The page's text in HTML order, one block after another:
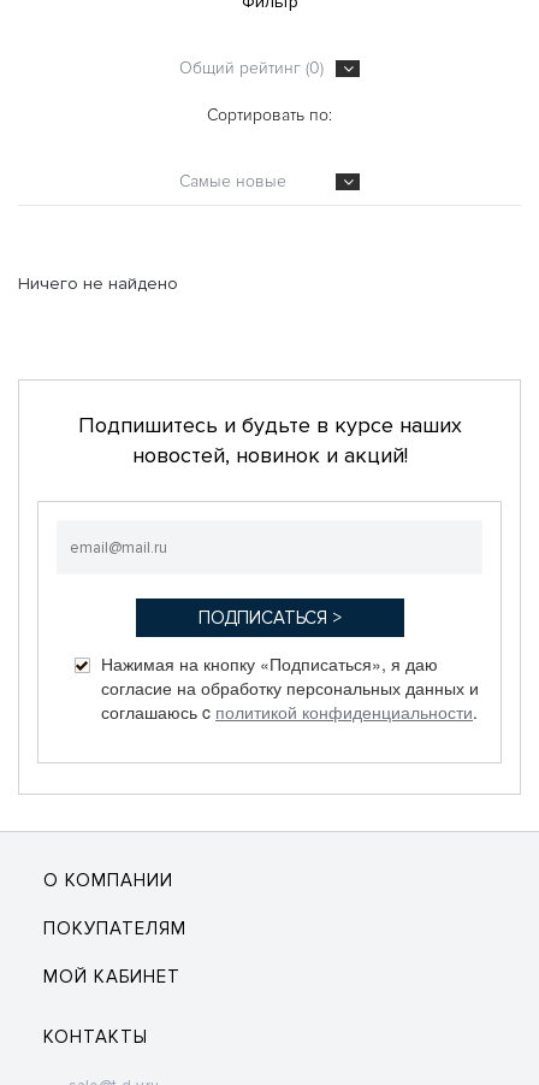
Общий рейтинг (0)
Сортировать по:
Самые новые
Ничего не найдено
Подпишитесь и будьте в курсе наших
новостей, новинок и акций!
Нажимая на кнопку «Подписаться», я даю
согласие на обработку персональных данных и
соглашаюсь c политикой конфиденциальности.
О КОМПАНИИ
ПОКУПАТЕЛЯМ
МОЙ КАБИНЕТ
КОНТАКТЫ